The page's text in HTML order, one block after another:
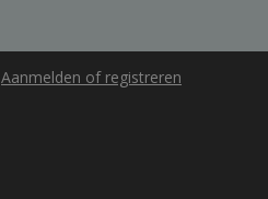
Aanmelden of registreren